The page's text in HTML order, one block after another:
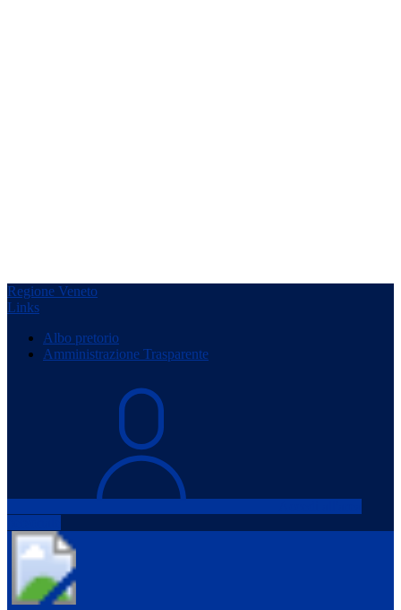
Regione Veneto
Links
Albo pretorio
Amministrazione Trasparente